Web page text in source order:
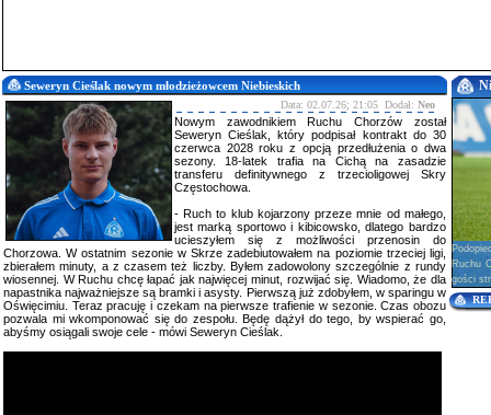
Seweryn Cieślak nowym młodzieżowcem Niebieskich
Data: 02.07.26; 21:05 Dodał: Neo
Nowym zawodnikiem Ruchu Chorzów został
Seweryn Cieślak, który podpisał kontrakt do 30
czerwca 2028 roku z opcją przedłużenia o dwa
sezony. 18-latek trafia na Cichą na zasadzie
transferu definitywnego z trzecioligowej Skry
Częstochowa.
- Ruch to klub kojarzony przeze mnie od małego,
jest marką sportowo i kibicowsko, dlatego bardzo
ucieszyłem się z możliwości przenosin do
Chorzowa. W ostatnim sezonie w Skrze zadebiutowałem na poziomie trzeciej ligi,
zbierałem minuty, a z czasem też liczby. Byłem zadowolony szczególnie z rundy
wiosennej. W Ruchu chcę łapać jak najwięcej minut, rozwijać się. Wiadomo, że dla
napastnika najważniejsze są bramki i asysty. Pierwszą już zdobyłem, w sparingu w
Oświęcimiu. Teraz pracuję i czekam na pierwsze trafienie w sezonie. Czas obozu
pozwala mi wkomponować się do zespołu. Będę dążył do tego, by wspierać go,
abyśmy osiągali swoje cele - mówi Seweryn Cieślak.
Ruchu
gości